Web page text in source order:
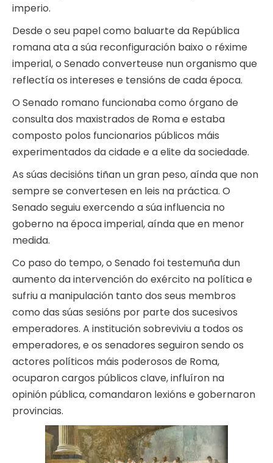
imperio.
Desde o seu papel como baluarte da República
romana ata a súa reconfiguración baixo o réxime
imperial, o Senado converteuse nun organismo que
reflectía os intereses e tensións de cada época.
O Senado romano funcionaba como órgano de
consulta dos maxistrados de Roma e estaba
composto polos funcionarios públicos máis
experimentados da cidade e a elite da sociedade.
As súas decisións tiñan un gran peso, aínda que non
sempre se convertesen en leis na práctica. O
Senado seguiu exercendo a súa influencia no
goberno na época imperial, aínda que en menor
medida.
Co paso do tempo, o Senado foi testemuña dun
aumento da intervención do exército na política e
sufriu a manipulación tanto dos seus membros
como das súas sesións por parte dos sucesivos
emperadores. A institución sobreviviu a todos os
emperadores, e os senadores seguiron sendo os
actores políticos máis poderosos de Roma,
ocuparon cargos públicos clave, influíron na
opinión pública, comandaron lexións e gobernaron
provincias.